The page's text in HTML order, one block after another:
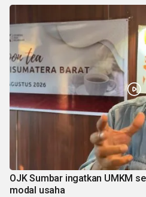
OJK Sumbar ingatkan UMKM
modal usaha